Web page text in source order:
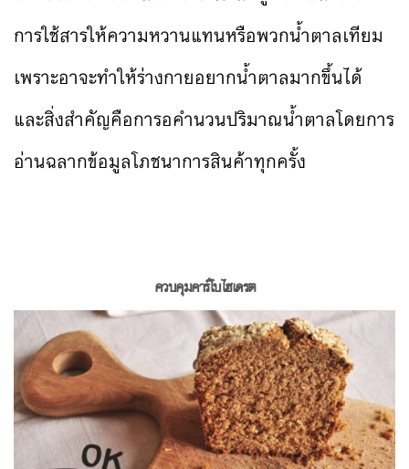
การใช้สารให้ความหวานแทนหรือพวกน้ำตาลเทียม
เพราะอาจะทำให้ร่างกายอยากน้ำตาลมากขึ้นได้
และสิ่งสำคัญคือการอคำนวนปริมาณน้ำตาลโดยการ
อ่านฉลากข้อมูลโภชนาการสินค้าทุกครั้ง
ควบคุมคาร์โบไฮเดรต